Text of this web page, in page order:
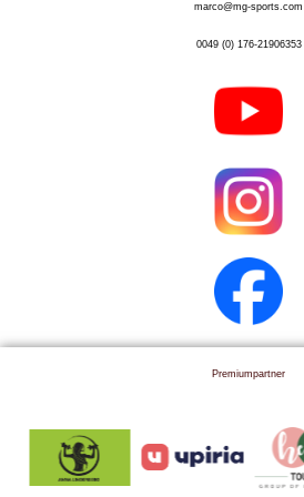
marco@mg-sports.com
0049 (0) 176-21906353
Premiumpartner